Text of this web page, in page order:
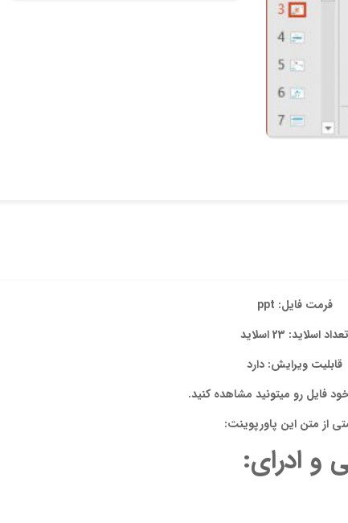
فرمت فایل: ppt
تعداد اسلاید: 23 اسلاید
قابلیت ویرایش: دارد
فایل رو میتونید مشاهده کنید.
از متن این پاورپوینت:
و ادرای: